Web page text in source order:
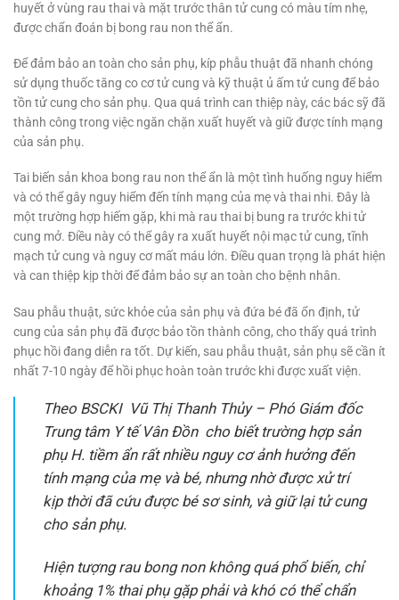
huyết ở vùng rau thai và mặt trước thân tử cung có màu tím nhẹ,
được chẩn đoán bị bong rau non thể ẩn.
Để đảm bảo an toàn cho sản phụ, kíp phẫu thuật đã nhanh chóng
sử dụng thuốc tăng co cơ tử cung và kỹ thuật ủ ấm tử cung để bảo
tồn tử cung cho sản phụ. Qua quá trình can thiệp này, các bác sỹ đã
thành công trong việc ngăn chặn xuất huyết và giữ được tính mạng
của sản phụ.
Tai biến sản khoa bong rau non thể ẩn là một tình huống nguy hiểm
và có thể gây nguy hiểm đến tính mạng của mẹ và thai nhi. Đây là
một trường hợp hiếm gặp, khi mà rau thai bị bung ra trước khi tử
cung mở. Điều này có thể gây ra xuất huyết nội mạc tử cung, tĩnh
mạch tử cung và nguy cơ mất máu lớn. Điều quan trọng là phát hiện
và can thiệp kịp thời để đảm bảo sự an toàn cho bệnh nhân.
Sau phẫu thuật, sức khỏe của sản phụ và đứa bé đã ổn định, tử
cung của sản phụ đã được bảo tồn thành công, cho thấy quá trình
phục hồi đang diễn ra tốt. Dự kiến, sau phẫu thuật, sản phụ sẽ cần ít
nhất 7-10 ngày để hồi phục hoàn toàn trước khi được xuất viện.
Theo BSCKI Vũ Thị Thanh Thủy – Phó Giám đốc
Trung tâm Y tế Vân Đồn cho biết trường hợp sản
phụ H. tiềm ẩn rất nhiều nguy cơ ảnh hưởng đến
tính mạng của mẹ và bé, nhưng nhờ được xử trí
kịp thời đã cứu được bé sơ sinh, và giữ lại tử cung
cho sản phụ.
Hiện tượng rau bong non không quá phổ biến, chỉ
khoảng 1% thai phụ gặp phải và khó có thể chẩn